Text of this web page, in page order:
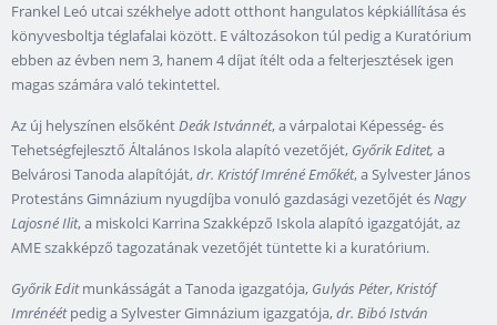
Frankel Leó utcai székhelye adott otthont hangulatos képkiállítása és
könyvesboltja téglafalai között. E változásokon túl pedig a Kuratórium
ebben az évben nem 3, hanem 4 díjat ítélt oda a felterjesztések igen
magas számára való tekintettel.
Az új helyszínen elsőkéntDeák Istvánnét, a várpalotai Képesség- és
Tehetségfejlesztő Általános Iskola alapító vezetőjét, Győrik Editet, a
Belvárosi Tanoda alapítóját,dr. Kristóf Imréné Emőkét, a Sylvester János
Protestáns Gimnázium nyugdíjba vonuló gazdasági vezetőjét ésNagy
Lajosné Ilit, a miskolci Karrina Szakképző Iskola alapító igazgatóját, az
AME szakképző tagozatának vezetőjét tüntette ki a kuratórium.
Győrik Editmunkásságát a Tanoda igazgatója, Gulyás Péter,Kristóf
Imrénéétpedig a Sylvester Gimnázium igazgatója,dr. Bibó István